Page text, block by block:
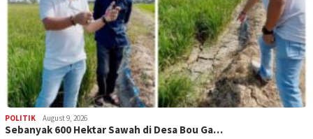
POLITIK August 9, 2026
Sebanyak 600 Hektar Sawah di Desa Bou Ga…